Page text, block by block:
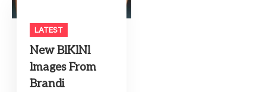
LATEST
New BlKlNl
lmages From
Brandi